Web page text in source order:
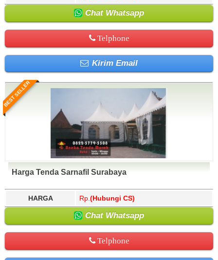
Chat Whatsapp
Telphone
Kirim Email
BEST SELLER
Harga Tenda Sarnafil Surabaya
HARGA Rp. (Hubungi CS)
Chat Whatsapp
Telphone